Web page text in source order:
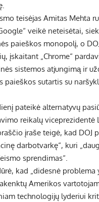
teisėjas Amitas Mehta
veikė neteisėtai,
paieškos monopolį, o
įskaitant „Chrome“
sistemos atjungimą ir
paieškos sutartis su
pateikė alternatyvų
reikalų viceprezidentė
įraše teigė, kad DOJ
darbotvarkę“, kuri
sprendimas“.
kad „didesnė problema
Amerikos
technologijų lyderiui